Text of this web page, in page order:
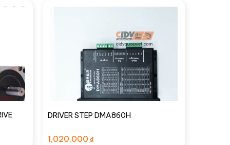
DRIVER STEP DMA860H
1,020,000 ₫